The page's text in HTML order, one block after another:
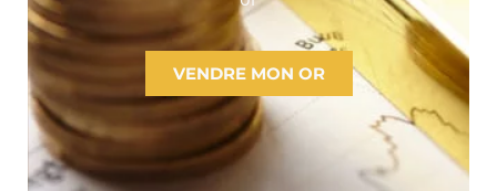
VENDRE MON OR